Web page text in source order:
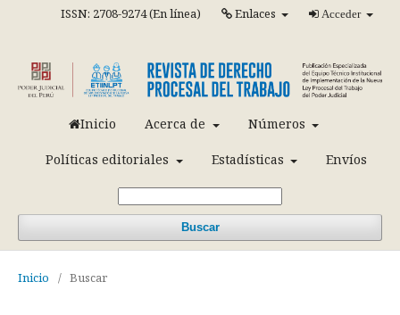
Inicio Acerca de Números
Políticas editoriales Estadísticas Envíos
Buscar
ISSN: 2708-9274 (En línea) Enlaces Acceder
Inicio / Buscar